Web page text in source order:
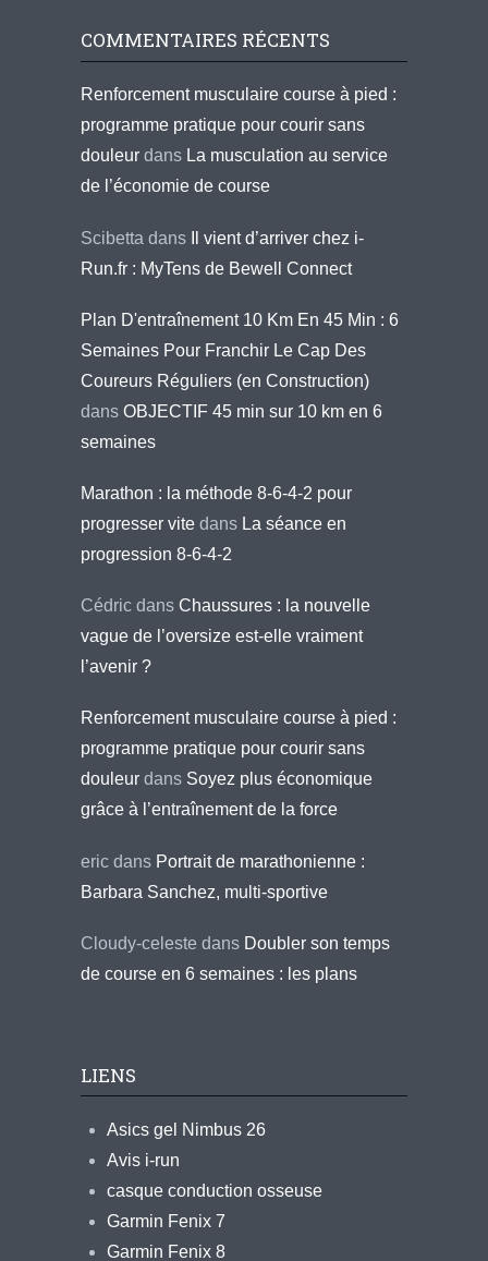
COMMENTAIRES RÉCENTS
Renforcement musculaire course à pied :
programme pratique pour courir sans
douleur dans La musculation au service
de l’économie de course
Scibetta dans
Il vient d’arriver chez i-
Run.fr : MyTens de Bewell Connect
Plan D'entraînement 10 Km En 45 Min : 6
Semaines Pour Franchir Le Cap Des
Coureurs Réguliers (en Construction)
dans OBJECTIF 45 min sur 10 km en 6
semaines
Marathon : la méthode 8-6-4-2 pour
progresser vite dans La séance en
progression 8-6-4-2
Cédric dans Chaussures : la nouvelle
vague de l’oversize est-elle vraiment
l’avenir ?
Renforcement musculaire course à pied :
programme pratique pour courir sans
douleur dans Soyez plus économique
grâce à l’entraînement de la force
eric dans Portrait de marathonienne :
Barbara Sanchez, multi-sportive
Cloudy-celeste dans Doubler son temps
de course en 6 semaines : les plans
LIENS
Asics gel Nimbus 26
Avis i-run
casque conduction osseuse
Garmin Fenix 7
Garmin Fenix 8